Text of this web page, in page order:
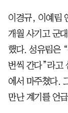
이경규, 이예림
개월 사기고 군
했다. 성유림은
번씩 간다”라고
에서 마주쳤다.
만난 계기를 언